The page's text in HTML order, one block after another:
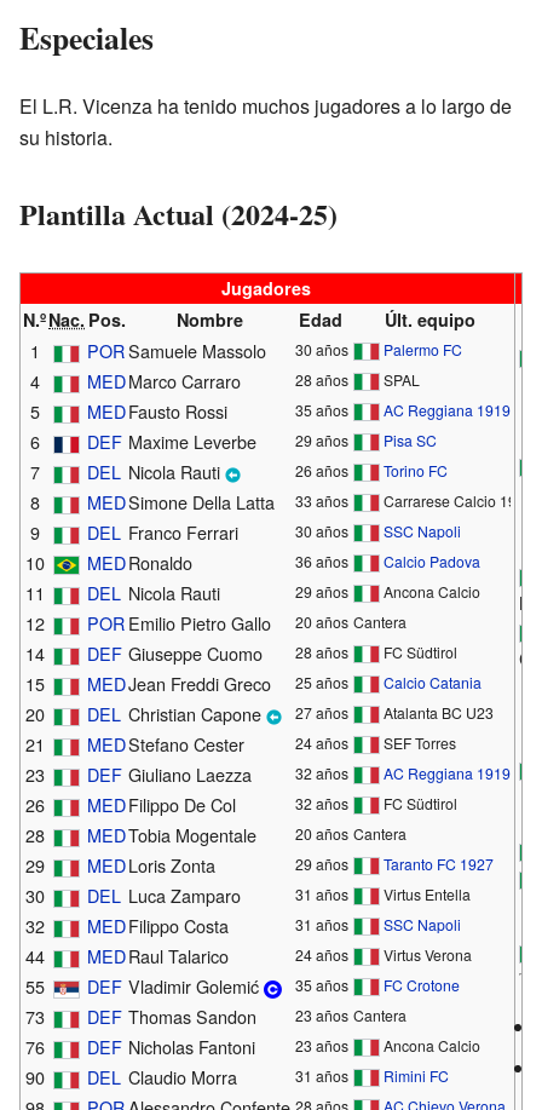
Especiales
El L.R. Vicenza ha tenido muchos jugadores a lo largo de
su historia.
Plantilla Actual (2024-25)
Jugadores
N.ºNac. Pos. Nombre Edad Últ. equipo
1 PORSamuele Massolo 30 años Palermo FC
4 MEDMarco Carraro 28 años SPAL
5 MEDFausto Rossi 35 años AC Reggiana 1919
6 DEF Maxime Leverbe 29 años Pisa SC
7 DEL Nicola Rauti 26 años Torino FC
8 MEDSimone Della Latta 33 años Carrarese Calcio 1908
9 DEL Franco Ferrari 30 años SSC Napoli
10 MEDRonaldo 36 años Calcio Padova
11 DEL Nicola Rauti 29 años Ancona Calcio
12 POREmilio Pietro Gallo 20 años Cantera
14 DEF Giuseppe Cuomo 28 años FC Südtirol
15 MEDJean Freddi Greco 25 años Calcio Catania
20 DEL Christian Capone 27 años Atalanta BC U23
21 MEDStefano Cester 24 años SEF Torres
23 DEF Giuliano Laezza 32 años AC Reggiana 1919
26 MEDFilippo De Col 32 años FC Südtirol
28 MEDTobia Mogentale 20 años Cantera
29 MEDLoris Zonta 29 años Taranto FC 1927
30 DEL Luca Zamparo 31 años Virtus Entella
32 MEDFilippo Costa 31 años SSC Napoli
44 MEDRaul Talarico 24 años Virtus Verona
55 DEF Vladimir Golemić 35 años FC Crotone
73 DEF Thomas Sandon 23 años Cantera
76 DEF Nicholas Fantoni 23 años Ancona Calcio
90 DEL Claudio Morra 31 años Rimini FC
28 años AC Chievo Verona